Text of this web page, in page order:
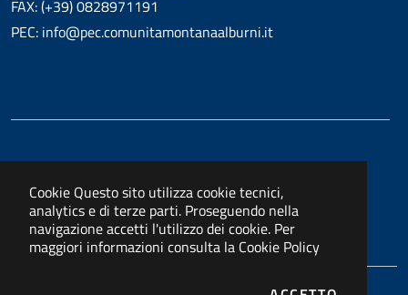
Cookie Questo sito utilizza cookie tecnici,
analytics e di terze parti. Proseguendo nella
navigazione accetti l'utilizzo dei cookie. Per
maggiori informazioni consulta la Cookie Policy
FAX: (+39) 0828971191
PEC: info@pec.comunitamontanaalburni.it